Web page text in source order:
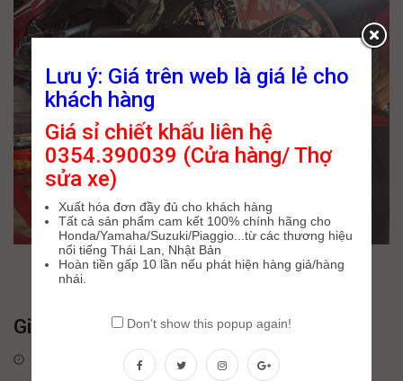
Giới Thiệu Về Dòng Phuộc Nice
27 Tháng Bảy, 2025
Lưu ý: Giá trên web là giá lẻ cho
khách hàng
Giá sỉ chiết khấu liên hệ
0354.390039 (Cửa hàng/ Thợ
sửa xe)
Xuất hóa đơn đầy đủ cho khách hàng
Tất cả sản phẩm cam kết 100% chính hãng cho
Honda/Yamaha/Suzuki/Piaggio...từ các thương hiệu
nổi tiếng Thái Lan, Nhật Bản
Hoàn tiền gấp 10 lần nếu phát hiện hàng giả/hàng
nhái.
Don't show this popup again!